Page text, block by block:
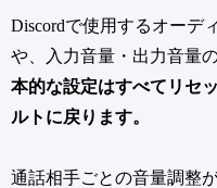
Discordで使用するオーデ
や、入力音量・出力音量
本的な設定はすべてリセ
ルトに戻ります。
通話相手ごとの音量調整